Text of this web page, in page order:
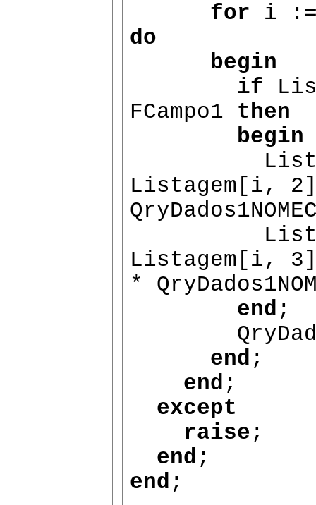
for i
do
begin
if
FCampo1 then
begin
Listagem[i,
Listagem[i,
*
end ;
end ;
end ;
except
raise ;
end ;
end ;